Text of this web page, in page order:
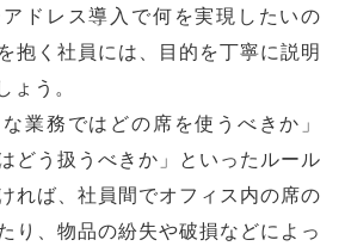
ドレス導入で何を実現したいの
抱く社員には、目的を丁寧に説明
う。
業務ではどの席を使うべきか」
どう扱うべきか」といったルール
れば、社員間でオフィス内の席の
り、物品の紛失や破損などによっ